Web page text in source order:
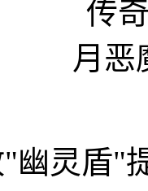
幽灵盾"